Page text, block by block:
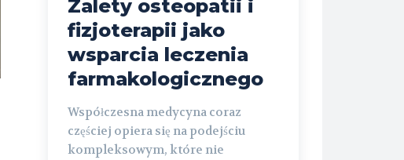
Zalety osteopatii i
fizjoterapii jako
wsparcia leczenia
farmakologicznego
Współczesna medycyna coraz
częściej opiera się na podejściu
kompleksowym, które nie